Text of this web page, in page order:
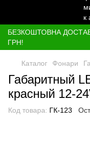
БЕЗКОШТОВНА
ГРН!
Каталог Фонари
Габаритный
красный 12-
Код товара: ГК-123